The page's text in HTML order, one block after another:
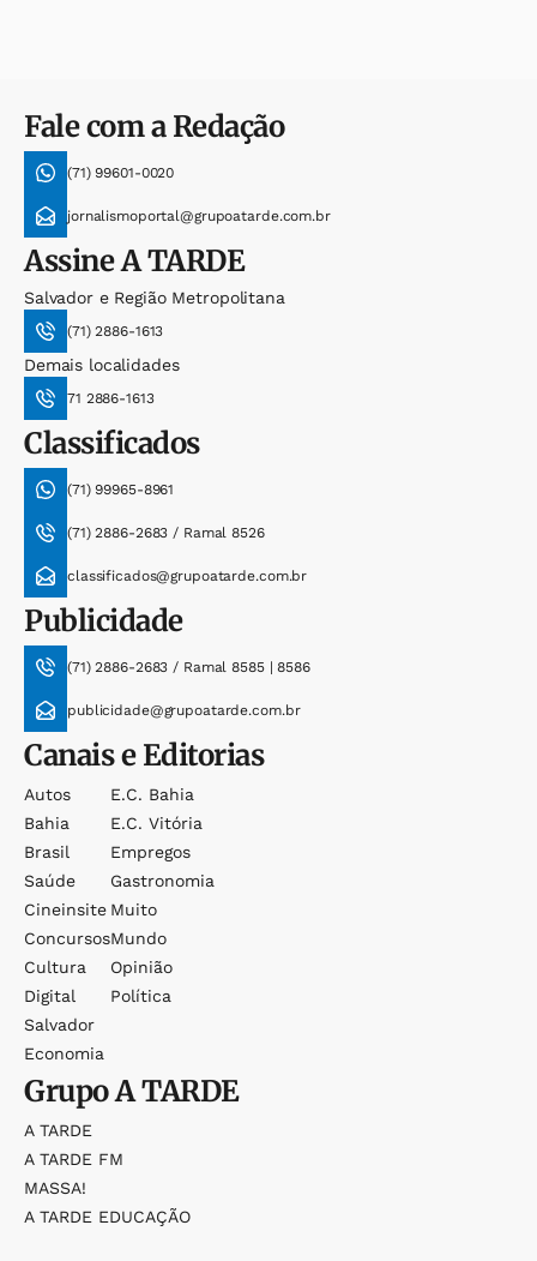
Fale com a Redação
(71) 99601-0020
jornalismoportal@grupoatarde.com.br
AssineA TARDE
Salvador e Região Metropolitana
(71) 2886-1613
Demais localidades
71 2886-1613
Classificados
(71) 99965-8961
(71) 2886-2683 / Ramal 8526
classificados@grupoatarde.com.br
Publicidade
(71) 2886-2683 / Ramal 8585 | 8586
publicidade@grupoatarde.com.br
Canais e Editorias
Autos
Bahia
Brasil
Saúde
Cineinsite
Concursos
Cultura
Digital
Salvador
Economia
E.c. Bahia
E.c. Vitória
Empregos
Gastronomia
Muito
Mundo
Opinião
Política
GrupoA TARDE
A TARDE
A TARDE FM
MASSA!
A TARDE EDUCAÇÃO